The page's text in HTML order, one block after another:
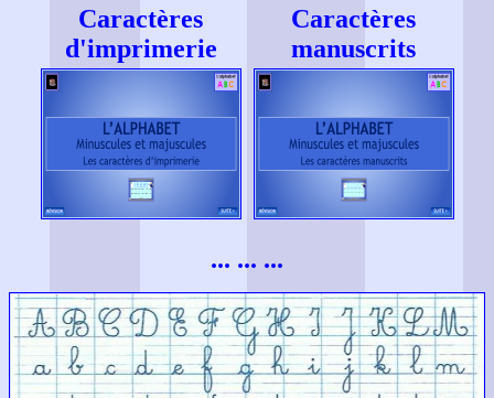
Caractères
d'imprimerie
Caractères
manuscrits
... ... ...